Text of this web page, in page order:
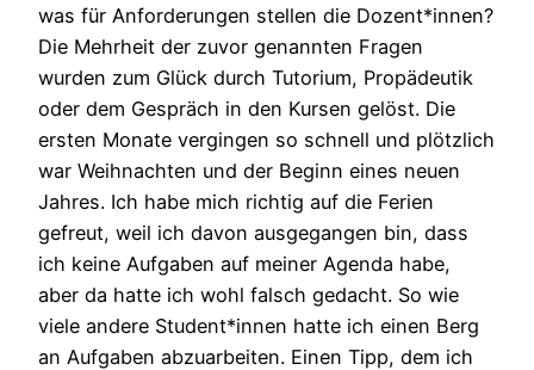
was für Anforderungen stellen die Dozent*innen?
Die Mehrheit der zuvor genannten Fragen
wurden zum Glück durch Tutorium, Propädeutik
oder dem Gespräch in den Kursen gelöst. Die
ersten Monate vergingen so schnell und plötzlich
war Weihnachten und der Beginn eines neuen
Jahres. Ich habe mich richtig auf die Ferien
gefreut, weil ich davon ausgegangen bin, dass
ich keine Aufgaben auf meiner Agenda habe,
aber da hatte ich wohl falsch gedacht. So wie
viele andere Student*innen hatte ich einen Berg
an Aufgaben abzuarbeiten. Einen Tipp, dem ich